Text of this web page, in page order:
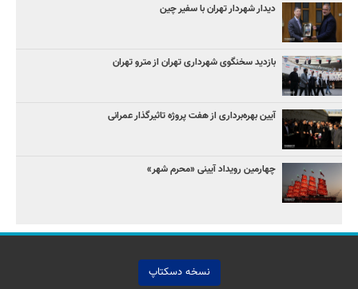
دیدار شهردار تهران با سفیر چین
بازدید سخنگوی شهرداری تهران از مترو تهران
آیین‌ بهره‌برداری از هفت پروژه تاثیرگذار عمرانی
چهارمین رویداد آیینی «محرم شهر»
نسخه دسکتاپ